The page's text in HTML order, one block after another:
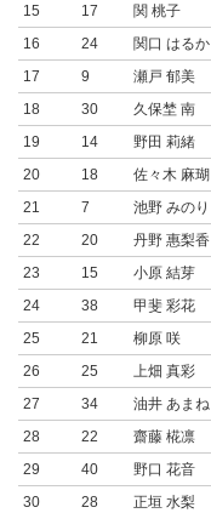
15
17 関 桃子
16
24 関口 はるか
17
9 瀬戸 郁美
18
30 久保埜 南
19
14 野田 莉緒
20
18 佐々木 麻瑚
21
7 池野 みのり
22
20 丹野 惠梨香
23
15 小原 結芽
24
38 甲斐 彩花
25
21 柳原 咲
26
25 上畑 真彩
27
34 油井 あまね
28
22 齋藤 椛凛
29
40 野口 花音
30
28 正垣 水梨